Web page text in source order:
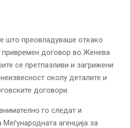
што преовладуваше откако
договор во Женева
се претпазливи и загрижени
околу деталите и
договори.
го следат и
агенција за